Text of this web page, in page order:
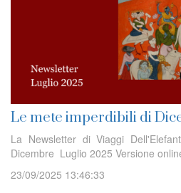
Le mete imperdibili di
La Newsletter di Viaggi
Dicembre Luglio 2025 Versione
23/09/2025 13:46:33